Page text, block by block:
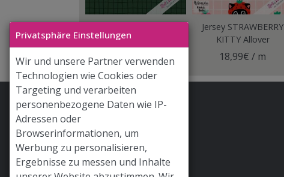
Privatsphäre Einstellungen
Wir und unsere Partner verwenden
Technologien wie Cookies oder
Targeting und verarbeiten
personenbezogene Daten wie IP-
Adressen oder
Browserinformationen, um
Werbung zu personalisieren,
Ergebnisse zu messen und Inhalte
GITTER Moosgrün
18,99€ / m
Jersey STRAWBERRY
KITTY Allover
18,99€ / m
Stoff & Liebe App
Hilfe / FAQ
Versand